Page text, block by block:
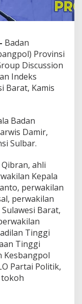
Badan
Provinsi
Discussion
Indeks
Barat, Kamis
Badan
Damir,
Sulbar.
ahli
Kepala
perwakilan
perwakilan
Barat,
Tinggi
Tinggi
Kesbangpol
Partai Politik,
tokoh